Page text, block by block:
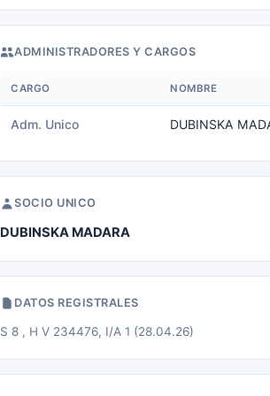
ADMINISTRADORES Y CARGOS
CARGO NOMBRE
Adm. Unico DUBINSKA
SOCIO UNICO
DUBINSKA MADARA
DATOS REGISTRALES
S 8 , H V 234476, I/A 1 (28.04.26)